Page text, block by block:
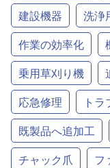
建設機器
洗浄
作業の効率化
乗用草刈り機
応急修理
ト
既製品へ追加工
チャック爪
フ